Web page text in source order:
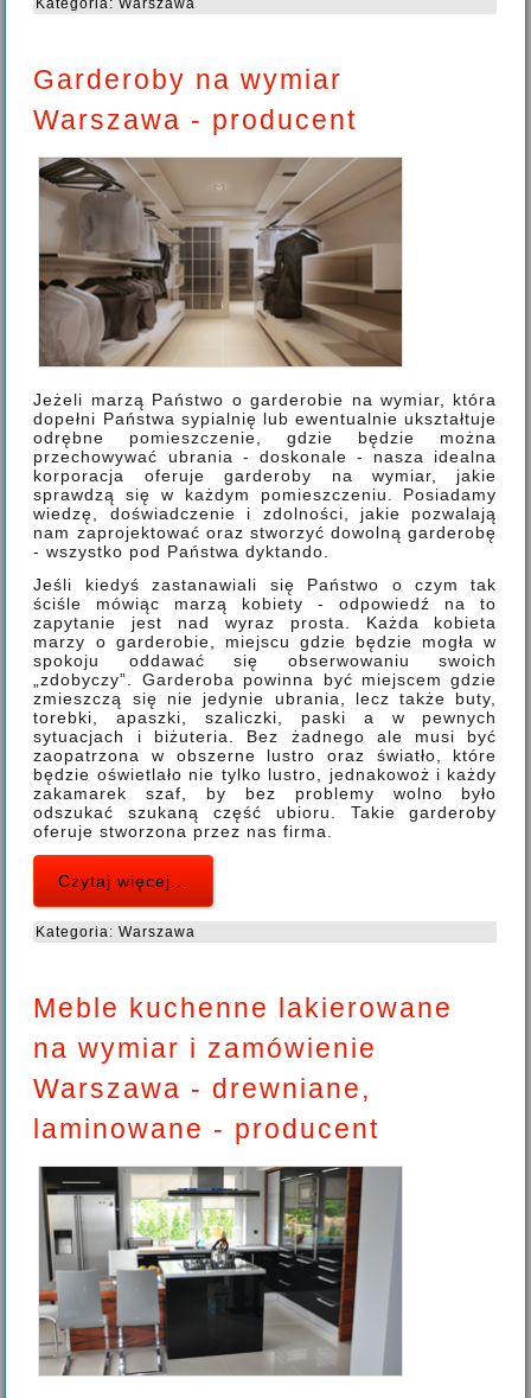
Kategoria:Warszawa
Garderoby na wymiar
Warszawa - producent
Jeżeli marzą Państwo o garderobie na wymiar, która
dopełni Państwa sypialnię lub ewentualnie ukształtuje
odrębne pomieszczenie, gdzie będzie można
przechowywać ubrania - doskonale - nasza idealna
korporacja oferuje garderoby na wymiar, jakie
sprawdzą się w każdym pomieszczeniu. Posiadamy
wiedzę, doświadczenie i zdolności, jakie pozwalają
nam zaprojektować oraz stworzyć dowolną garderobę
- wszystko pod Państwa dyktando.
Jeśli kiedyś zastanawiali się Państwo o czym tak
ściśle mówiąc marzą kobiety - odpowiedź na to
zapytanie jest nad wyraz prosta. Każda kobieta
marzy o garderobie, miejscu gdzie będzie mogła w
spokoju oddawać się obserwowaniu swoich
„zdobyczy”. Garderoba powinna być miejscem gdzie
zmieszczą się nie jedynie ubrania, lecz także buty,
torebki, apaszki, szaliczki, paski a w pewnych
sytuacjach i biżuteria. Bez żadnego ale musi być
zaopatrzona w obszerne lustro oraz światło, które
będzie oświetlało nie tylko lustro, jednakowoż i każdy
zakamarek szaf, by bez problemy wolno było
odszukać szukaną część ubioru. Takie garderoby
oferuje stworzona przez nas firma.
Czytaj więcej...
Kategoria:Warszawa
Meble kuchenne lakierowane
na wymiar i zamówienie
Warszawa - drewniane,
laminowane - producent